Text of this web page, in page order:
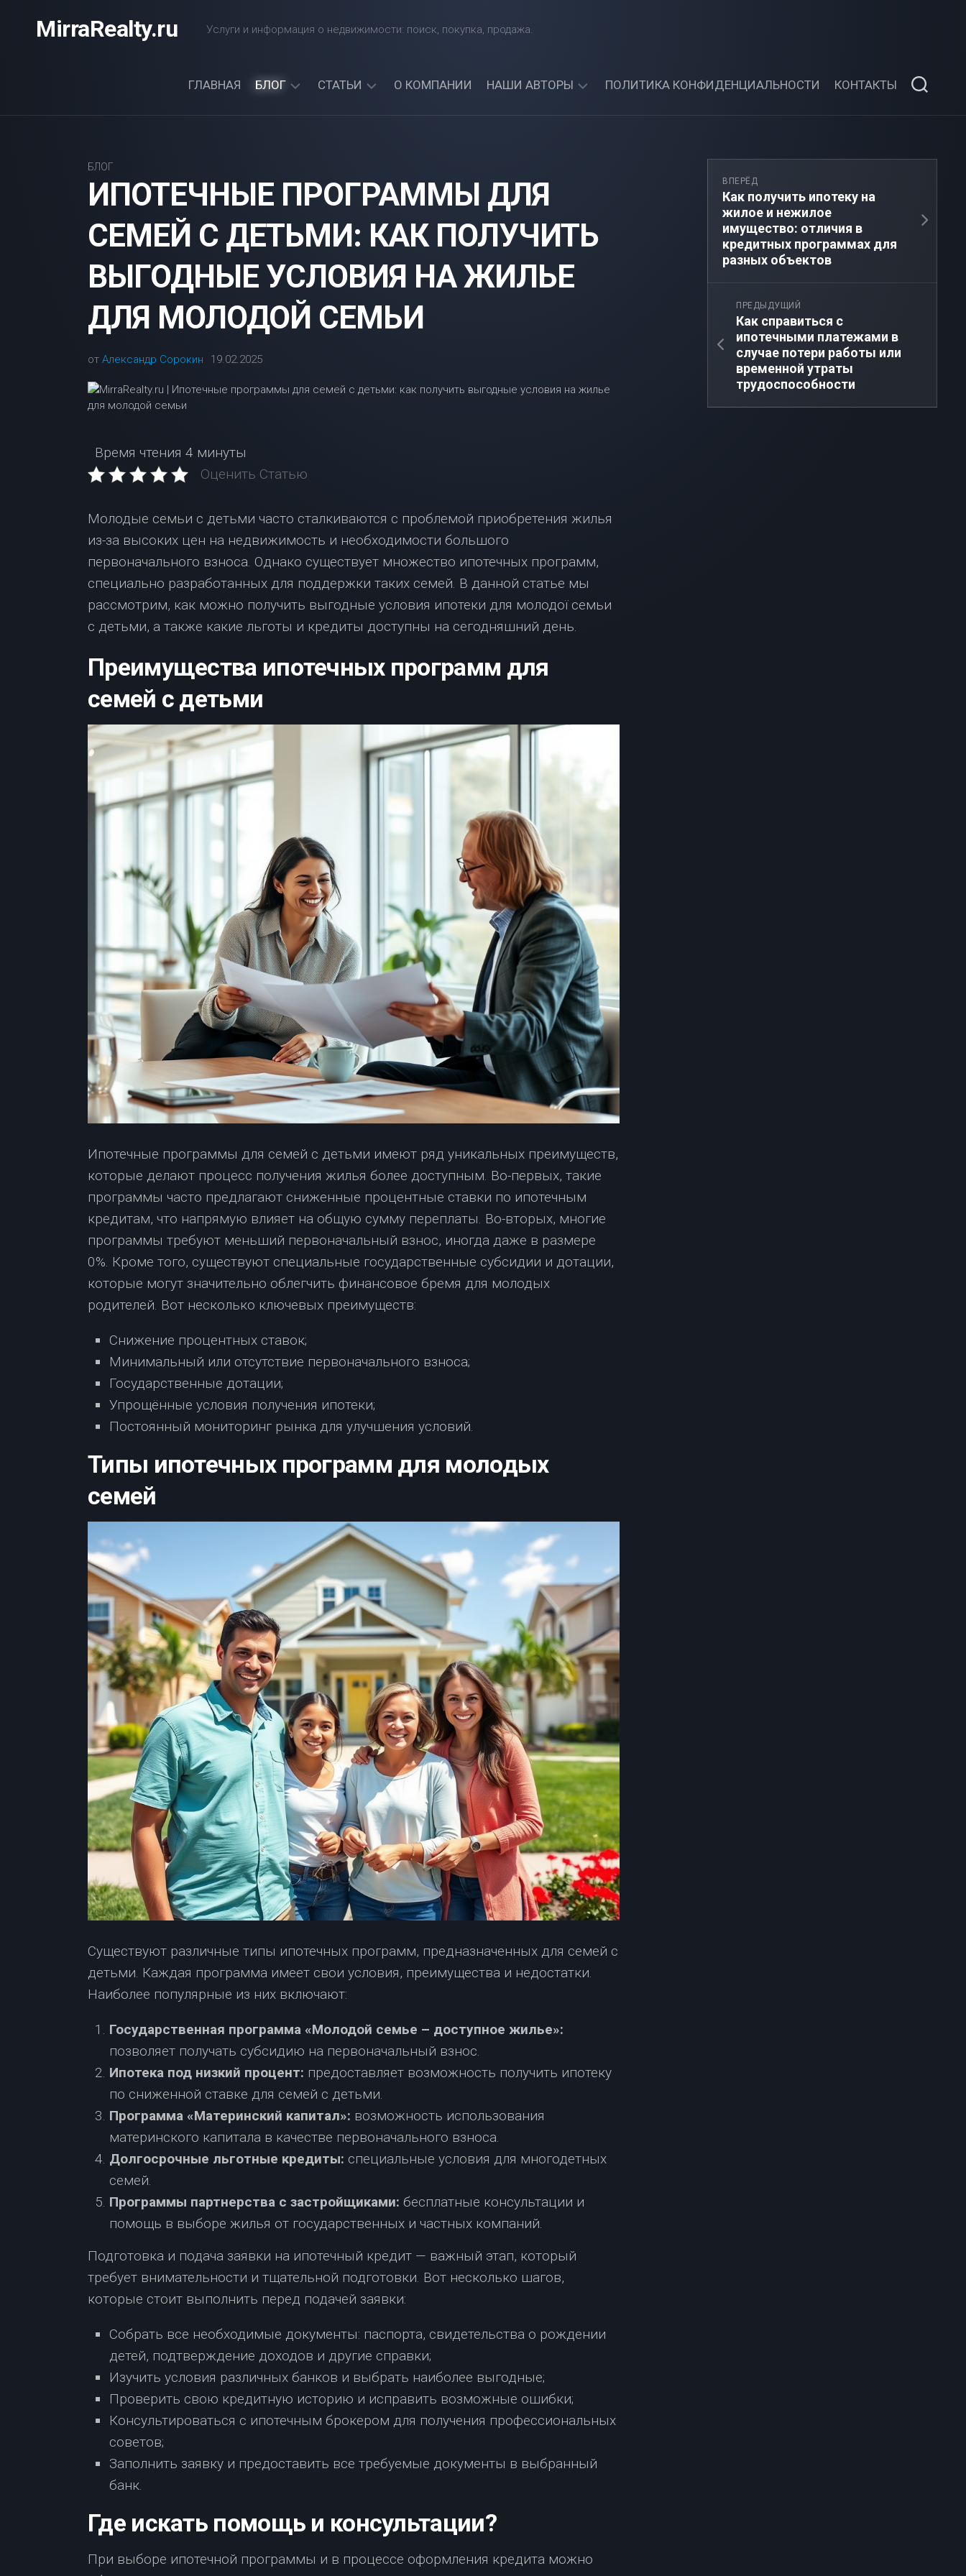
содержаниюMirraRealty.ru Услуги и информация о недвижимости: поиск, покупка, продажа.
ГЛАВНАЯ БЛОГ СТАТЬИ
ИНОСТРАННЫМ
ГРАЖДАНАМ?
ЛУЧШИЙ
БАНК
СЕБЯ!
МОЖНО
ЛИ
ВЗЯТЬ
ЗАРПЛАТОЙ?
В
МОСКВЕ:
ЧТО
НУЖНО
О КОМПАНИИ НАШИ АВТОРЫ
СОРОКИН
СИНИЦКАЯ
ПОЛИТИКА КОНФИДЕНЦИАЛЬНОСТИ КОНТАКТЫ
БЛОГ
ИПОТЕЧНЫЕ ПРОГРАММЫ ДЛЯ
СЕМЕЙ С ДЕТЬМИ: КАК ПОЛУЧИТЬ
ВЫГОДНЫЕ УСЛОВИЯ НА ЖИЛЬЕ
ДЛЯ МОЛОДОЙ СЕМЬИ
от Александр Сорокин 19.02.2025
Время чтения 4 минуты
Оценить Статью
Молодые семьи с детьми часто сталкиваются с проблемой приобретения жилья
из-за высоких цен на недвижимость и необходимости большого
первоначального взноса. Однако существует множество ипотечных программ,
специально разработанных для поддержки таких семей. В данной статье мы
рассмотрим, как можно получить выгодные условия ипотеки для молодої семьи
с детьми, а также какие льготы и кредиты доступны на сегодняшний день.
Преимущества ипотечных программ для
семей с детьми
Ипотечные программы для семей с детьми имеют ряд уникальных преимуществ,
которые делают процесс получения жилья более доступным. Во-первых, такие
программы часто предлагают сниженные процентные ставки по ипотечным
кредитам, что напрямую влияет на общую сумму переплаты. Во-вторых, многие
программы требуют меньший первоначальный взнос, иногда даже в размере
0%. Кроме того, существуют специальные государственные субсидии и дотации,
которые могут значительно облегчить финансовое бремя для молодых
родителей. Вот несколько ключевых преимуществ:
Снижение процентных ставок;
Минимальный или отсутствие первоначального взноса;
Государственные дотации;
Упрощённые условия получения ипотеки;
Постоянный мониторинг рынка для улучшения условий.
Типы ипотечных программ для молодых
семей
Существуют различные типы ипотечных программ, предназначенных для семей с
детьми. Каждая программа имеет свои условия, преимущества и недостатки.
Наиболее популярные из них включают:
Государственная программа «Молодой семье – доступное жилье»:
позволяет получать субсидию на первоначальный взнос.
Ипотека под низкий процент: предоставляет возможность получить ипотеку
по сниженной ставке для семей с детьми.
Программа «Материнский капитал»: возможность использования
материнского капитала в качестве первоначального взноса.
Долгосрочные льготные кредиты: специальные условия для многодетных
семей.
Программы партнерства с застройщиками: бесплатные консультации и
помощь в выборе жилья от государственных и частных компаний.
Подготовка и подача заявки на ипотечный кредит — важный этап, который
требует внимательности и тщательной подготовки. Вот несколько шагов,
которые стоит выполнить перед подачей заявки:
Собрать все необходимые документы: паспорта, свидетельства о рождении
детей, подтверждение доходов и другие справки;
Изучить условия различных банков и выбрать наиболее выгодные;
Проверить свою кредитную историю и исправить возможные ошибки;
Консультироваться с ипотечным брокером для получения профессиональных
советов;
Заполнить заявку и предоставить все требуемые документы в выбранный
банк.
Где искать помощь и консультации?
При выборе ипотечной программы и в процессе оформления кредита можно
ВПЕРЁД
Как получить ипотеку на
жилое и нежилое
имущество: отличия в
кредитных программах для
разных объектов
ПРЕДЫДУЩИЙ
Как справиться с
ипотечными платежами в
случае потери работы или
временной утраты
трудоспособности